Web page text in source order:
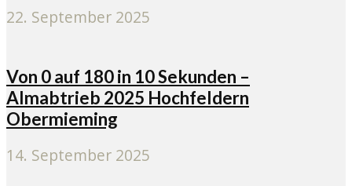
22. September 2025
Von 0 auf 180 in 10 Sekunden –
Almabtrieb 2025 Hochfeldern
Obermieming
14. September 2025